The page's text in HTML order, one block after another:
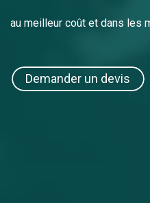
au meilleur coût et dans les
Demander un devis